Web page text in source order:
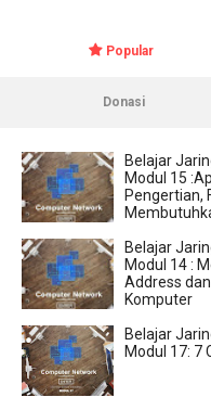
Popular
Donasi
Belajar
Modul 15
Pengertian,
Belajar
Modul 14 :
Address
Komputer
Belajar
Modul 17: 7